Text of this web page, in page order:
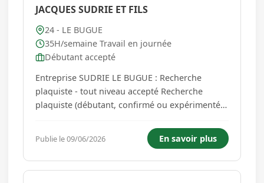
JACQUES SUDRIE ET FILS
24 - LE BUGUE
35H/semaine Travail en journée
Débutant accepté
Entreprise SUDRIE LE BUGUE : Recherche
plaquiste - tout niveau accepté Recherche
plaquiste (débutant, confirmé ou expérimenté)
Réalisation de cloisons, doublages et faux
plafonds - Travaux de finitions - Respect des
consignes de sécurité et des déla...
Publie le 09/06/2026 En savoir plus